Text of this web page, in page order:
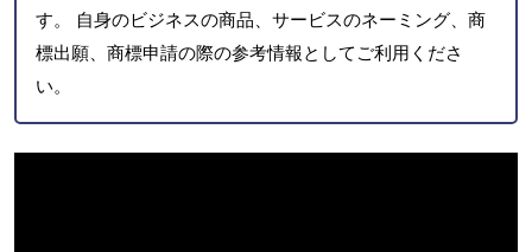
す。 自身のビジネスの商品、サービスのネーミング、商
標出願、商標申請の際の参考情報としてご利用くださ
い。